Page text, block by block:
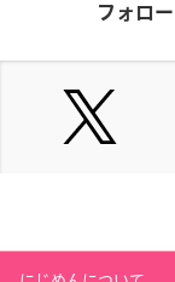
フォロ